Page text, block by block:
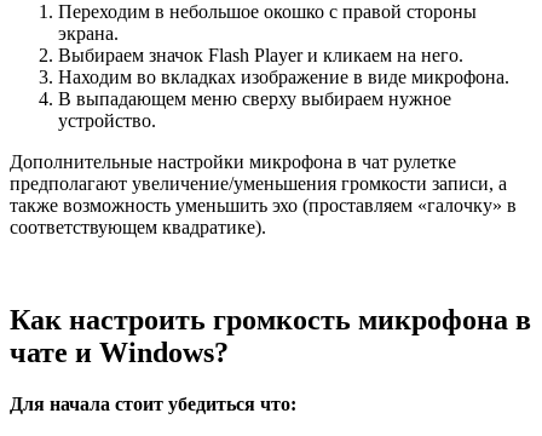
Переходим в небольшое окошко с правой стороны
экрана.
Выбираем значок Flash Player и кликаем на него.
Находим во вкладках изображение в виде микрофона.
В выпадающем меню сверху выбираем нужное
устройство.
Дополнительные настройки микрофона в чат рулетке
предполагают увеличение/уменьшения громкости записи, а
также возможность уменьшить эхо (проставляем «галочку» в
соответствующем квадратике).
Как настроить громкость микрофона в
чате и Windows?
Для начала стоит убедиться что: